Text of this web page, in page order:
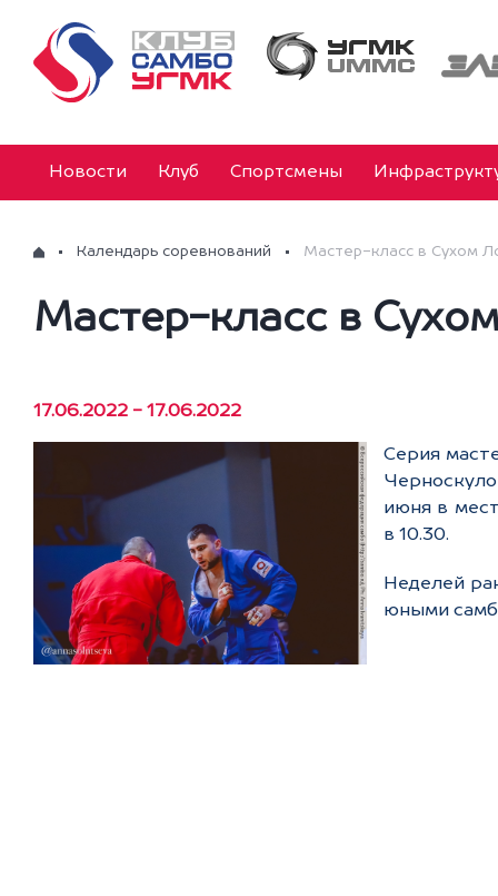
Новости Клуб Спортсмены
Календарь соревнований Мастер-класс в Сухом
Мастер-класс в
17.06.2022 - 17.06.2022
Серия
июня в
в 10.30.
Неделей
юными